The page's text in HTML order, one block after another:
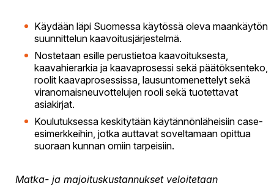
Käydään läpi Suomessa käytössä oleva maankäytön
suunnittelun kaavoitusjärjestelmä.
Nostetaan esille perustietoa kaavoituksesta,
kaavahierarkia ja kaavaprosessi sekä päätöksenteko,
roolit kaavaprosessissa, lausuntomenettelyt sekä
viranomaisneuvottelujen rooli sekä tuotettavat
asiakirjat.
Koulutuksessa keskitytään käytännönläheisiin case-
esimerkkeihin, jotka auttavat soveltamaan opittua
suoraan kunnan omiin tarpeisiin.
Matka- ja majoituskustannukset veloitetaan